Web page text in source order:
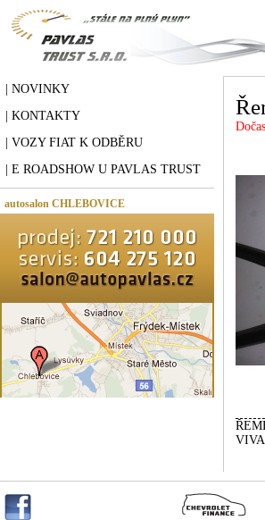
| NOVINKY
| KONTAKTY
| VOZY FIAT K ODBĚRU
| E ROADSHOW U PAVLAS TRUST
autosalon CHLEBOVICE